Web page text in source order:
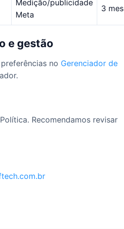
Medição/publicidade
Meta
3
e gestão
no Gerenciador de
Recomendamos revisar